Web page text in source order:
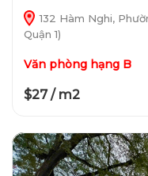
132 Hàm Nghi,
Quận 1)
Văn phòng hạng B
$27 / m2